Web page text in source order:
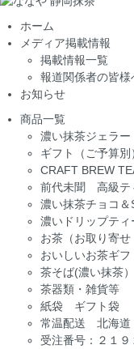
ホーム
メディア掲載情報
掲載情報一覧
報道関係者の皆様
お知らせ
商品一覧
濃い抹茶ジェラー
ギフト（ご予算別
CRAFT BREW
前代未聞 高級テ
濃い抹茶チョコ＆
濃いドリップティ
お茶（お取り寄
おいしいお茶ギフ
茶そば(濃い抹茶
茶器類・雑貨等
紙袋 ギフト袋
常温配送 北海
受注番号：２１